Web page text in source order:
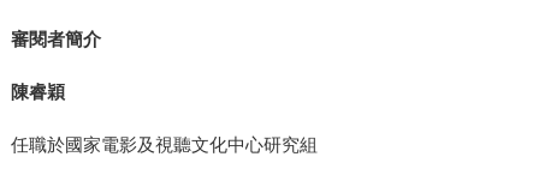
審閱者簡介
陳睿穎
任職於國家電影及視聽文化中心研究組